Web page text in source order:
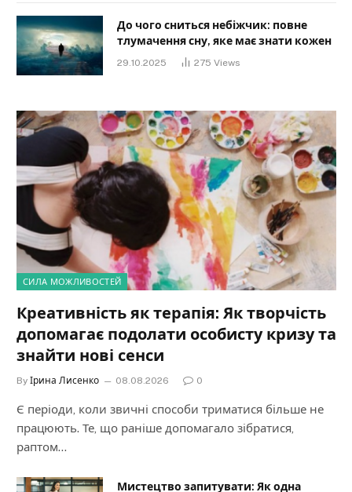
До чого сниться небіжчик: повне
тлумачення сну, яке має знати кожен
29.10.2025 275 Views
СИЛА МОЖЛИВОСТЕЙ
Креативність як терапія: Як творчість
допомагає подолати особисту кризу та
знайти нові сенси
By Ірина Лисенко 08.08.2026 0
Є періоди, коли звичні способи триматися більше не
працюють. Те, що раніше допомагало зібратися,
раптом…
Мистецтво запитувати: Як одна